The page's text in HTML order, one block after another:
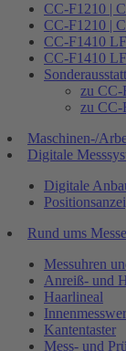
CC-F1210 |
CC-F1210 |
CC-F1410
CC-F1410
zu CC-
zu
Maschinen-/
Digitale
Digitale
Rund ums
Messuhren
Anreiß- und
Haarlineal
Kantentaster
Mess- und